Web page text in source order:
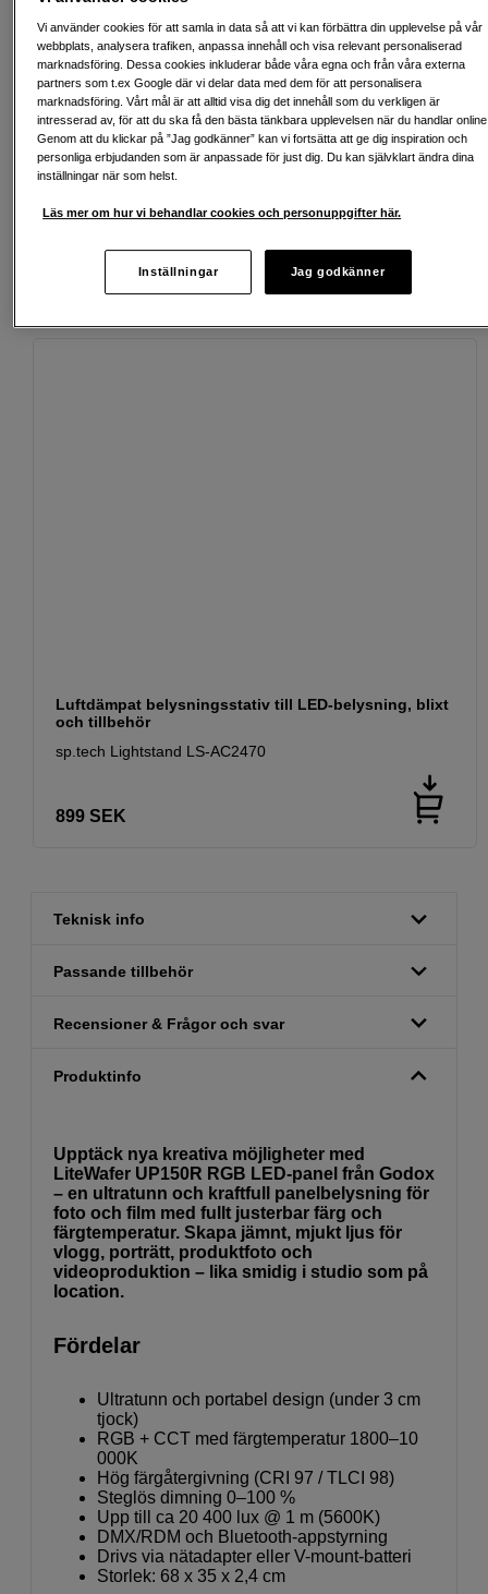
Fri frakt vid köp över 1 500 kronor
Köp nu och betala inom 30 dagar
Luftdämpat belysningsstativ till LED-belysning, blixt
och tillbehör
sp.tech Lightstand LS-AC2470
899 SEK
Teknisk info
Passande tillbehör
Recensioner & Frågor och svar
Produktinfo
Upptäck nya kreativa möjligheter med
LiteWafer UP150R RGB LED-panel från Godox
– en ultratunn och kraftfull panelbelysning för
foto och film med fullt justerbar färg och
färgtemperatur. Skapa jämnt, mjukt ljus för
vlogg, porträtt, produktfoto och
videoproduktion – lika smidig i studio som på
location.
Fördelar
Ultratunn och portabel design (under 3 cm
tjock)
RGB + CCT med färgtemperatur 1800–10
000K
Hög färgåtergivning (CRI 97 / TLCI 98)
Steglös dimning 0–100 %
Upp till ca 20 400 lux @ 1 m (5600K)
DMX/RDM och Bluetooth-appstyrning
Drivs via nätadapter eller V-mount-batteri
Storlek: 68 x 35 x 2,4 cm
Vi använder cookies för att samla in data så att vi kan förbättra din upplevelse på vår
webbplats, analysera trafiken, anpassa innehåll och visa relevant personaliserad
marknadsföring. Dessa cookies inkluderar både våra egna och från våra externa
partners som t.ex Google där vi delar data med dem för att personalisera
marknadsföring. Vårt mål är att alltid visa dig det innehåll som du verkligen är
intresserad av, för att du ska få den bästa tänkbara upplevelsen när du handlar
Genom att du klickar på ”Jag godkänner” kan vi fortsätta att ge dig inspiration och
personliga erbjudanden som är anpassade för just dig. Du kan självklart ändra dina
inställningar när som helst.
Läs mer om hur vi behandlar cookies och personuppgifter här.
Inställningar Jag godkänner